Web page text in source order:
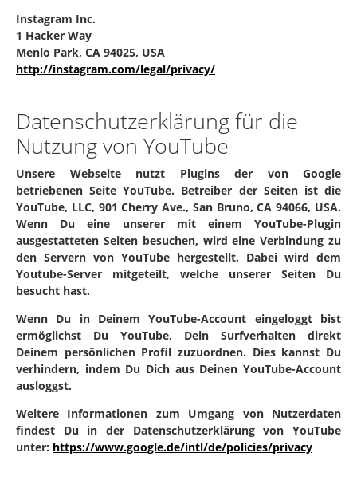
Instagram Inc.
1 Hacker Way
Menlo Park, CA 94025, USA
http://instagram.com/legal/privacy/
Datenschutzerklärung für die
Nutzung von YouTube
Unsere Webseite nutzt Plugins der von Google
betriebenen Seite YouTube. Betreiber der Seiten ist die
YouTube, LLC, 901 Cherry Ave., San Bruno, CA 94066, USA.
Wenn Du eine unserer mit einem YouTube-Plugin
ausgestatteten Seiten besuchen, wird eine Verbindung zu
den Servern von YouTube hergestellt. Dabei wird dem
Youtube-Server mitgeteilt, welche unserer Seiten Du
besucht hast.
Wenn Du in Deinem YouTube-Account eingeloggt bist
ermöglichst Du YouTube, Dein Surfverhalten direkt
Deinem persönlichen Profil zuzuordnen. Dies kannst Du
verhindern, indem Du Dich aus Deinen YouTube-Account
ausloggst.
Weitere Informationen zum Umgang von Nutzerdaten
findest Du in der Datenschutzerklärung von YouTube
unter: https://www.google.de/intl/de/policies/privacy